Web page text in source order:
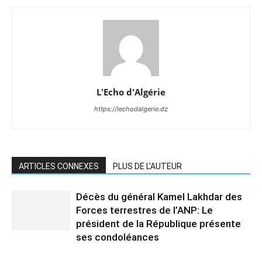
L'Echo d'Algérie
https://lechodalgerie.dz
ARTICLES CONNEXES PLUS DE L'AUTEUR
Décès du général Kamel Lakhdar des
Forces terrestres de l’ANP: Le
président de la République présente
ses condoléances